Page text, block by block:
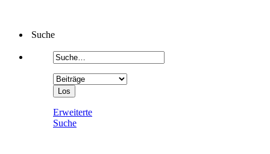
Suche
Erweiterte
Suche